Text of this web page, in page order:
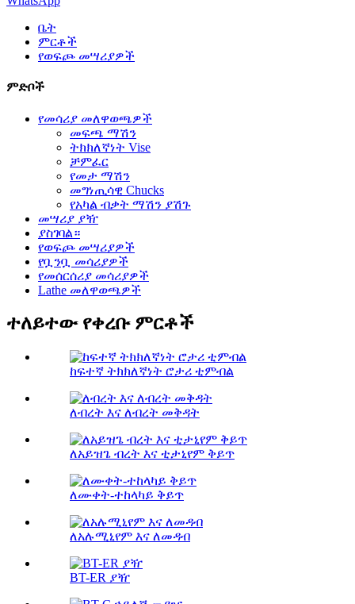
ቤት
ምርቶች
የወፍጮ መሣሪያዎች
ምድቦች
የመሳሪያ መለዋወጫዎች
መፍጫ ማሽን
ትክክለኛነት Vise
ቻምፈር
የመታ ማሽን
መግነጢሳዊ Chucks
የአካል ብቃት ማሽን ያሽጉ
መሣሪያ ያዥ
ያስገባል።
የወፍጮ መሣሪያዎች
የቧንቧ መሳሪያዎች
የመሰርሰሪያ መሳሪያዎች
Lathe መለዋወጫዎች
ተለይተው የቀረቡ ምርቶች
ከፍተኛ ትክክለኛነት ሮታሪ ቲምብል
ለብረት እና ለብረት መቅዳት
ለአይዝጌ ብረት እና ቲታኒየም ቅይጥ
ለሙቀት-ተከላካይ ቅይጥ
ለአሉሚኒየም እና ለመዳብ
BT-ER ያዥ